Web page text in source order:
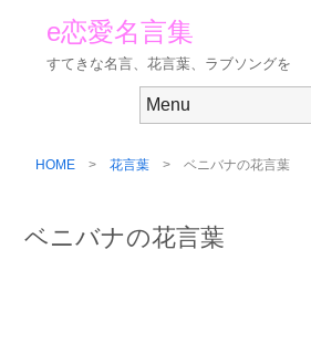
e恋愛名言集
すてきな名言、花言葉、ラブソングを
HOME > 花言葉 > ベニバナの花言葉
ベニバナの花言葉